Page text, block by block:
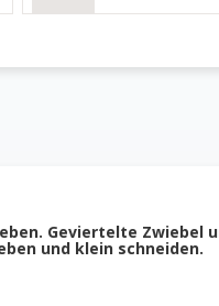
Geviertelte Zwiebel
und klein schneiden.